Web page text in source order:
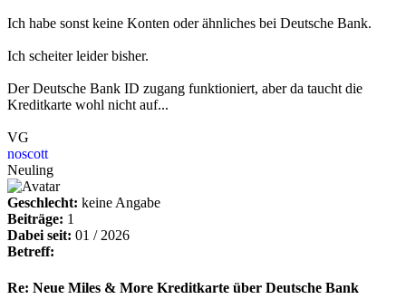
Ich habe sonst keine Konten oder ähnliches bei Deutsche Bank.
Ich scheiter leider bisher.
Der Deutsche Bank ID zugang funktioniert, aber da taucht die
Kreditkarte wohl nicht auf...
VG
noscott
Neuling
Geschlecht: keine Angabe
Beiträge: 1
Dabei seit: 01 / 2026
Betreff:
Re: Neue Miles & More Kreditkarte über Deutsche Bank